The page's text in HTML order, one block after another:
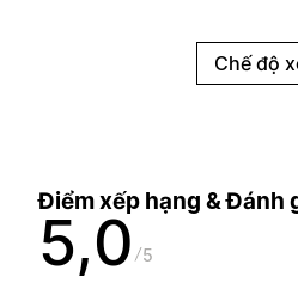
Chế độ
Điểm xếp hạng & Đánh
5,0 5